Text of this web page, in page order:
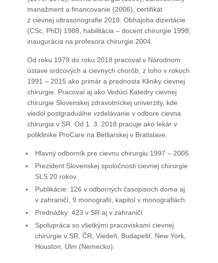
manažment a financovanie (2006), certifikát
z cievnej ultrasonografie 2018. Obhajoba dizertácie
(CSc, PhD) 1988, habilitácia – docent chirurgie 1998,
inaugurácia na profesora chirurgie 2004.
Od roku 1979 do roku 2018 pracoval v Národnom
ústave srdcových a cievnych chorôb, z toho v rokoch
1991 – 2015 ako primár a prednosta Kliniky cievnej
chirurgie. Pracoval aj ako Vedúci Katedry cievnej
chirurgie Slovenskej zdravotníckej univerzity, kde
viedol postgraduálne vzdelávanie v odbore cievna
chirurgia v SR. Od 1. 3. 2018 pracuje ako lekár v
poliklinike ProCare na Betliarskej v Bratislave.
Hlavný odborník pre cievnu chirurgiu 1997 – 2005.
Prezident Slovenskej spoločnosti cievnej chirurgie
SLS 20 rokov.
Publikácie: 126 v odborných časopisoch doma aj
v zahraničí, 9 monografií, kapitol v monografiách.
Prednášky: 423 v SR aj v zahraničí
Spolupráca so všetkými pracoviskami cievnej
chirurgie v SR, ČR, Viedeň, Budapešť, New York,
Houston, Ulm (Nemecko).